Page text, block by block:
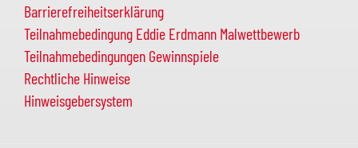
Barrierefreiheitserklärung
Teilnahmebedingung Eddie Erdmann Malwettbewerb
Teilnahmebedingungen Gewinnspiele
Rechtliche Hinweise
Hinweisgebersystem